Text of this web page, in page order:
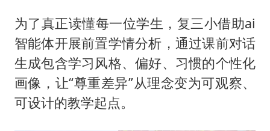
为了真正读懂每一位学生，复三小借助ai
智能体开展前置学情分析，通过课前对话
生成包含学习风格、偏好、习惯的个性化
画像，让“尊重差异”从理念变为可观察、
可设计的教学起点。